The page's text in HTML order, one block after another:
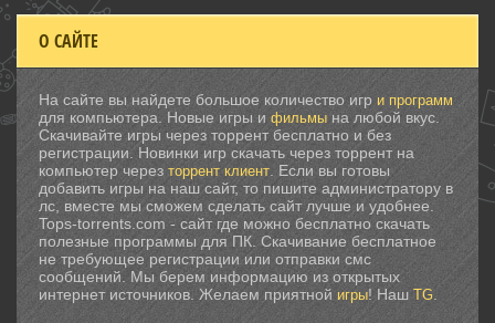
О САЙТЕ
На сайте вы найдете большое количество игр и программ
для компьютера. Новые игры и фильмы на любой вкус.
Скачивайте игры через торрент бесплатно и без
регистрации. Новинки игр скачать через торрент на
компьютер через торрент клиент . Если вы готовы
добавить игры на наш сайт, то пишите администратору в
лс, вместе мы сможем сделать сайт лучше и удобнее.
Tops-torrents.com - сайт где можно бесплатно скачать
полезные программы для ПК. Скачивание бесплатное
не требующее регистрации или отправки смс
сообщений. Мы берем информацию из открытых
интернет источников. Желаем приятной игры! Наш TG